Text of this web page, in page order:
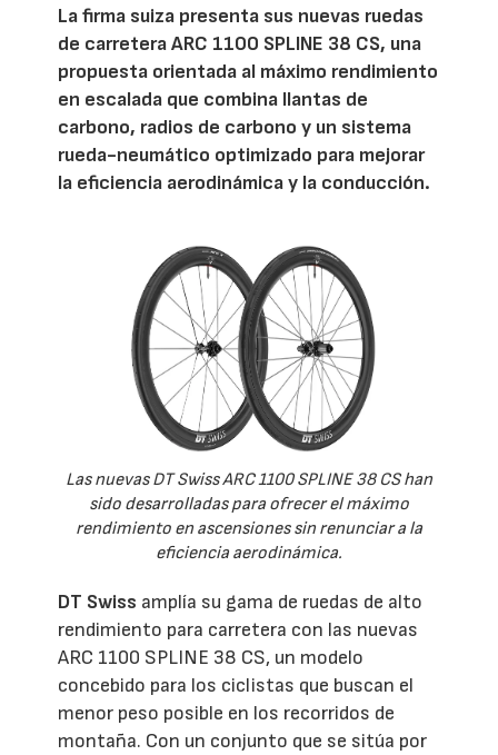
La firma suiza presenta sus nuevas ruedas
de carretera ARC 1100 SPLINE 38 CS, una
propuesta orientada al máximo rendimiento
en escalada que combina llantas de
carbono, radios de carbono y un sistema
rueda-neumático optimizado para mejorar
la eficiencia aerodinámica y la conducción.
Las nuevas DT Swiss ARC 1100 SPLINE 38 CS han
sido desarrolladas para ofrecer el máximo
rendimiento en ascensiones sin renunciar a la
eficiencia aerodinámica.
DT Swiss amplía su gama de ruedas de alto
rendimiento para carretera con las nuevas
ARC 1100 SPLINE 38 CS, un modelo
concebido para los ciclistas que buscan el
menor peso posible en los recorridos de
montaña. Con un conjunto que se sitúa por